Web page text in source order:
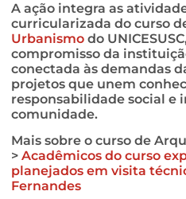
A ação integra as
curricularizada do curso
Urbanismo do
compromisso da
conectada às demandas
projetos que unem
responsabilidade social e
comunidade.
Mais sobre o curso de
> Acadêmicos do curso
planejados em visita
Fernandes